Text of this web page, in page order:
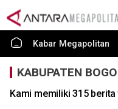
Kabar Megapolitan
KABUPATEN
Kami memiliki 315